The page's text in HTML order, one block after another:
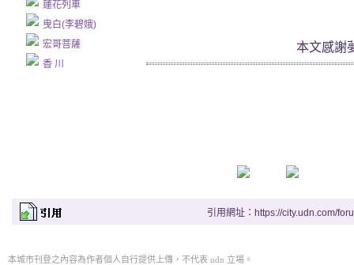
蓮花列車
曳白(李碧娥)
宏哥菩薩
香 川
本文感謝
引用網址：https://city.udn.com/
本城市刊登之內容為作者個人自行提供上傳，不代表 udn 立場。